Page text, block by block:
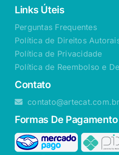
Links Úteis
Perguntas Frequentes
Política de Direitos
Política de Privacidade
Política de Reembolso e
Contato
contato@artecat.com.br
Formas De Pagamento